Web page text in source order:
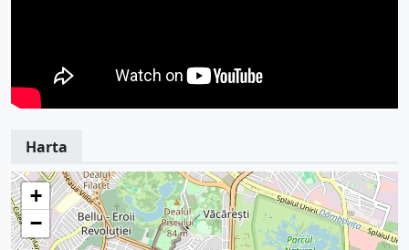
Harta
+
−